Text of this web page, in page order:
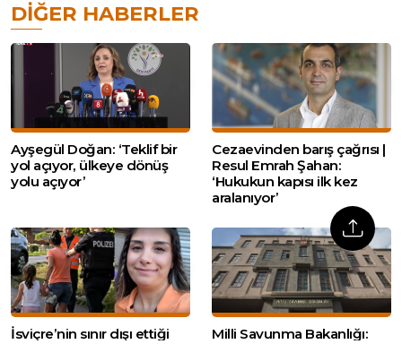
DIĞER HABERLER
Ayşegül Doğan: ‘Teklif bir
yol açıyor, ülkeye dönüş
yolu açıyor’
Cezaevinden barış çağrısı |
Resul Emrah Şahan:
‘Hukukun kapısı ilk kez
aralanıyor’
İsviçre’nin sınır dışı ettiği
Milli Savunma Bakanlığı: